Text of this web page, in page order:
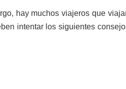
hay muchos viajeros que
intentar los siguientes